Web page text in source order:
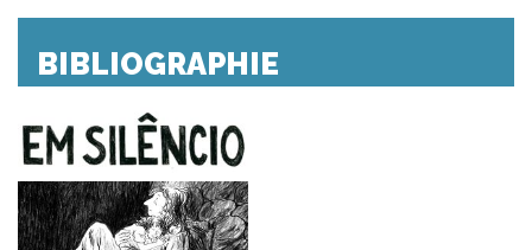
BIBLIOGRAPHIE